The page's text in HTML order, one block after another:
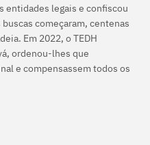
entidades legais e confiscou
começaram, centenas
Em 2022, o TEDH
ordenou-lhes que
e compensassem todos os